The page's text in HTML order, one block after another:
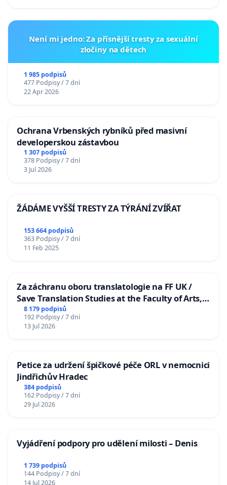
Není mi jedno: Za přísnější tresty za sexuální
zločiny na dětech
1 985 podpisů
477 Podpisy / 7 dní
22 Apr 2026
Ochrana Vrbenských rybníků před masivní
developerskou zástavbou
1 307 podpisů
378 Podpisy / 7 dní
3 Jul 2026
ŽÁDÁME VYŠŠÍ TRESTY ZA TÝRÁNÍ ZVÍŘAT
153 664 podpisů
363 Podpisy / 7 dní
11 Feb 2025
Za záchranu oboru translatologie na FF UK /
Save Translation Studies at the Faculty of Arts,
Charles University
8 179 podpisů
192 Podpisy / 7 dní
13 Jul 2026
Petice za udržení špičkové péče ORL v nemocnici
Jindřichův Hradec
384 podpisů
162 Podpisy / 7 dní
29 Jul 2026
Vyjádření podpory pro udělení milosti – Denis
1 739 podpisů
144 Podpisy / 7 dní
14 Jul 2026